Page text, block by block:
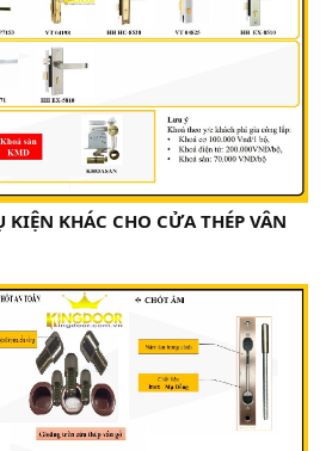
KIỆN KHÁC CHO CỬA THÉP VÂN